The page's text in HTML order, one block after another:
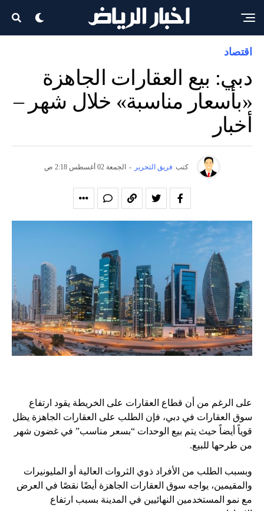
اقتصاد
دبي: بيع العقارات الجاهزة
«بأسعار مناسبة» خلال شهر –
أخبار
كتب فريق التحرير - الجمعة 02 أغسطس 2:18 ص
على الرغم من أن قطاع العقارات على الخريطة يقود ارتفاع
سوق العقارات في دبي، فإن الطلب على العقارات الجاهزة يظل
قوياً أيضاً حيث يتم بيع الوحدات “بسعر مناسب” في غضون شهر
من طرحها للبيع.
وبسبب الطلب من الأفراد ذوي الثروات العالية أو المليونيرات
والمقيمين، يواجه سوق العقارات الجاهزة أيضًا نقصًا في العرض
مع نمو المستخدمين النهائيين في المدينة بسبب ارتفاع